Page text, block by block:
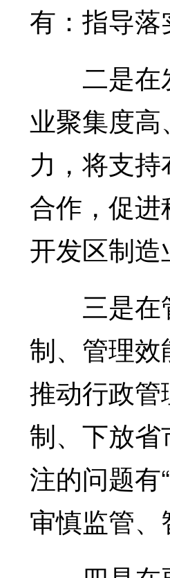
有：指导
二是在发
业聚集度
力，将支
合作，促
开发区制造
三是在管
制、管理
推动行政
制、下放
注的问题有
审慎监管